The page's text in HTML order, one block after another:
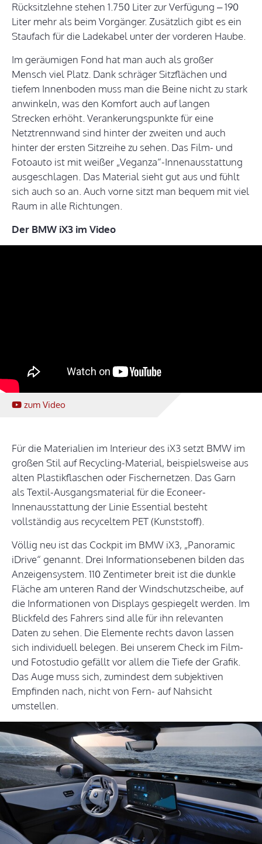
Rücksitzlehne stehen 1.750 Liter zur Verfügung – 190
Liter mehr als beim Vorgänger. Zusätzlich gibt es ein
Staufach für die Ladekabel unter der vorderen Haube.
Im geräumigen Fond hat man auch als großer
Mensch viel Platz. Dank schräger Sitzflächen und
tiefem Innenboden muss man die Beine nicht zu stark
anwinkeln, was den Komfort auch auf langen
Strecken erhöht. Verankerungspunkte für eine
Netztrennwand sind hinter der zweiten und auch
hinter der ersten Sitzreihe zu sehen. Das Film- und
Fotoauto ist mit weißer „Veganza“-Innenausstattung
ausgeschlagen. Das Material sieht gut aus und fühlt
sich auch so an. Auch vorne sitzt man bequem mit viel
Raum in alle Richtungen.
Der BMW iX3 im Video
zum Video
Für die Materialien im Interieur des iX3 setzt BMW im
großen Stil auf Recycling-Material, beispielsweise aus
alten Plastikflaschen oder Fischernetzen. Das Garn
als Textil-Ausgangsmaterial für die Econeer-
Innenausstattung der Linie Essential besteht
vollständig aus recyceltem PET (Kunststoff).
Völlig neu ist das Cockpit im BMW iX3, „Panoramic
iDrive“ genannt. Drei Informationsebenen bilden das
Anzeigensystem. 110 Zentimeter breit ist die dunkle
Fläche am unteren Rand der Windschutzscheibe, auf
die Informationen von Displays gespiegelt werden. Im
Blickfeld des Fahrers sind alle für ihn relevanten
Daten zu sehen. Die Elemente rechts davon lassen
sich individuell belegen. Bei unserem Check im Film-
und Fotostudio gefällt vor allem die Tiefe der Grafik.
Das Auge muss sich, zumindest dem subjektiven
Empfinden nach, nicht von Fern- auf Nahsicht
umstellen.